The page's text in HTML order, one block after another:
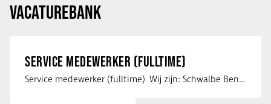
VACATUREBANK
SERVICE MEDEWERKER (FULLTIME)
Service medewerker (fulltime) Wij zijn: Schwalbe Benelux; merkeigenaar, …